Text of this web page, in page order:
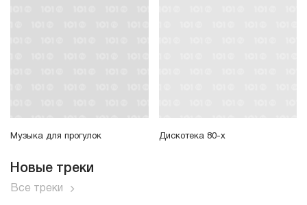
Музыка для прогулок Дискотека 80-х
Новые треки
Все треки